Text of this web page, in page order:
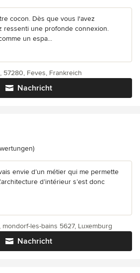
cocon. Dès que vous l'avez
ressenti une profonde connexion.
un espa...
Nachricht
57280, Feves, Frankreich
5 von 5 Sternen
envie d’un métier qui me permette
d’intérieur s’est donc
Nachricht
les-bains 5627, Luxemburg